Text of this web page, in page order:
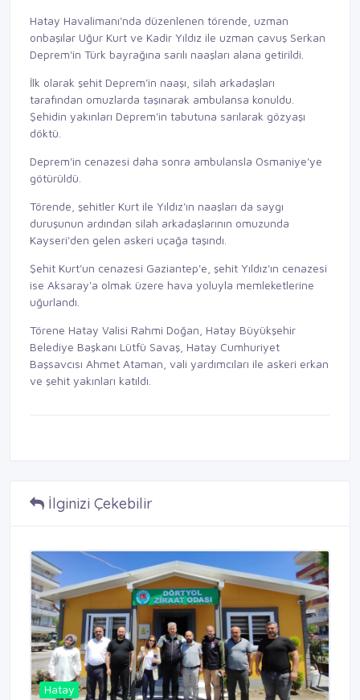
Hatay Havalimanı'nda düzenlenen törende, uzman
onbaşılar Uğur Kurt ve Kadir Yıldız ile uzman çavuş Serkan
Deprem'in Türk bayrağına sarılı naaşları alana getirildi.
İlk olarak şehit Deprem'in naaşı, silah arkadaşları
tarafından omuzlarda taşınarak ambulansa konuldu.
Şehidin yakınları Deprem'in tabutuna sarılarak gözyaşı
döktü.
Deprem'in cenazesi daha sonra ambulansla Osmaniye'ye
götürüldü.
Törende, şehitler Kurt ile Yıldız'ın naaşları da saygı
duruşunun ardından silah arkadaşlarının omuzunda
Kayseri'den gelen askeri uçağa taşındı.
Şehit Kurt'un cenazesi Gaziantep'e, şehit Yıldız'ın cenazesi
ise Aksaray'a olmak üzere hava yoluyla memleketlerine
uğurlandı.
Törene Hatay Valisi Rahmi Doğan, Hatay Büyükşehir
Belediye Başkanı Lütfü Savaş, Hatay Cumhuriyet
Başsavcısı Ahmet Ataman, vali yardımcıları ile askeri erkan
ve şehit yakınları katıldı.
İlginizi Çekebilir
Hatay